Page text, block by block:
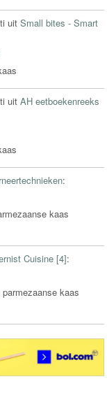
uitSmall bites - Smart
uitAH eetboekenreeks
:
kaas
Cuisine [4]:
kaas